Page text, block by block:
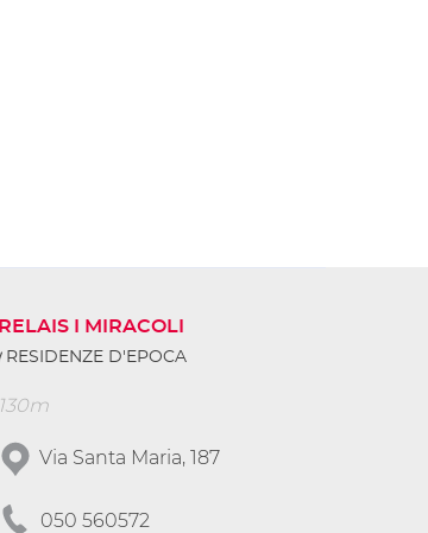
RELAIS I MIRACOLI
RESIDENZE D'EPOCA
130m
Via Santa Maria, 187
050 560572